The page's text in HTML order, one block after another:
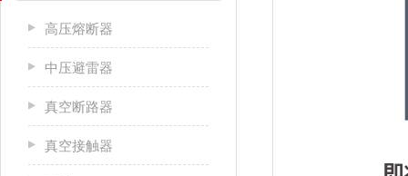
高压熔断器
中压避雷器
真空断路器
真空接触器